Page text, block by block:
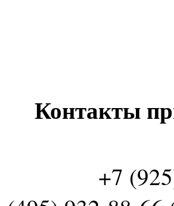
Контакты
+7